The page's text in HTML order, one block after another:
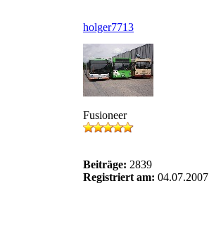
holger7713
Fusioneer
Beiträge: 2839
Registriert am: 04.07.2007